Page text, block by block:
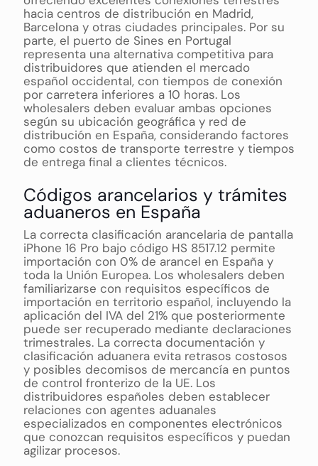
hacia centros de distribución en Madrid,
Barcelona y otras ciudades principales. Por su
parte, el puerto de Sines en Portugal
representa una alternativa competitiva para
distribuidores que atienden el mercado
español occidental, con tiempos de conexión
por carretera inferiores a 10 horas. Los
wholesalers deben evaluar ambas opciones
según su ubicación geográfica y red de
distribución en España, considerando factores
como costos de transporte terrestre y tiempos
de entrega final a clientes técnicos.
Códigos arancelarios y trámites
aduaneros en España
La correcta clasificación arancelaria de pantalla
iPhone 16 Pro bajo código HS 8517.12 permite
importación con 0% de arancel en España y
toda la Unión Europea. Los wholesalers deben
familiarizarse con requisitos específicos de
importación en territorio español, incluyendo la
aplicación del IVA del 21% que posteriormente
puede ser recuperado mediante declaraciones
trimestrales. La correcta documentación y
clasificación aduanera evita retrasos costosos
y posibles decomisos de mercancía en puntos
de control fronterizo de la UE. Los
distribuidores españoles deben establecer
relaciones con agentes aduanales
especializados en componentes electrónicos
que conozcan requisitos específicos y puedan
agilizar procesos.